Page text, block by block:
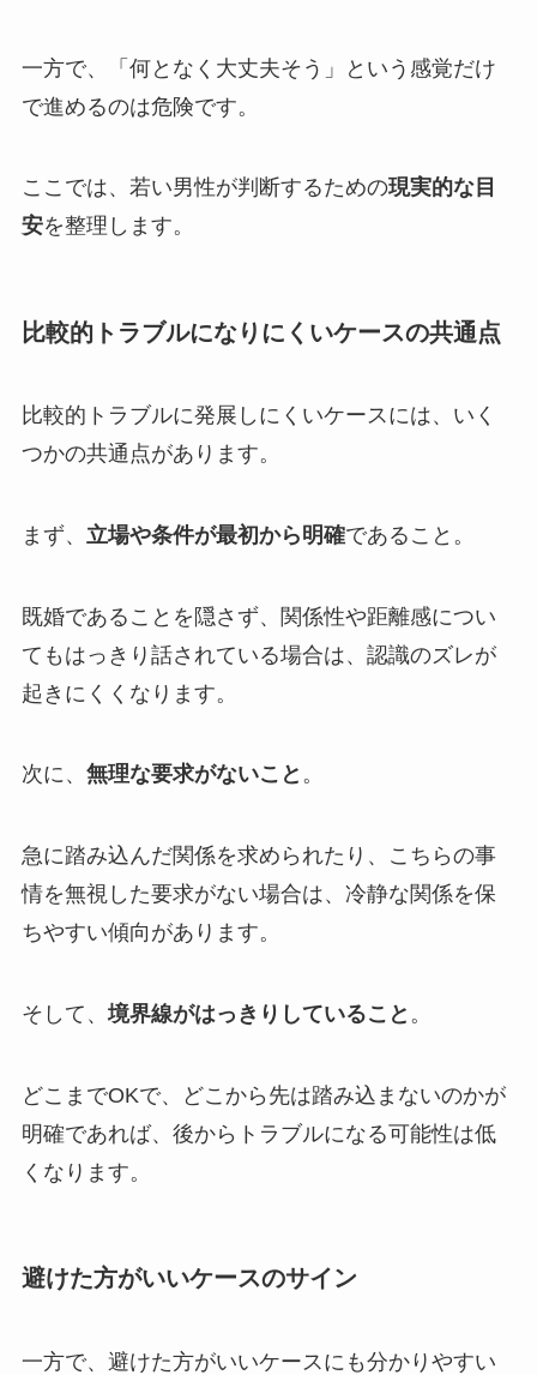
一方で、「何となく大丈夫そう」という感覚だけ
で進めるのは危険です。
ここでは、若い男性が判断するための現実的な目
安を整理します。
比較的トラブルになりにくいケースの共通点
比較的トラブルに発展しにくいケースには、いく
つかの共通点があります。
まず、 立場や条件が最初から明確であること。
既婚であることを隠さず、関係性や距離感につい
てもはっきり話されている場合は、認識のズレが
起きにくくなります。
次に、 無理な要求がないこと 。
急に踏み込んだ関係を求められたり、こちらの事
情を無視した要求がない場合は、冷静な関係を保
ちやすい傾向があります。
そして、 境界線がはっきりしていること 。
どこまでOKで、どこから先は踏み込まないのかが
明確であれば、後からトラブルになる可能性は低
くなります。
避けた方がいいケースのサイン
一方で、避けた方がいいケースにも分かりやすい